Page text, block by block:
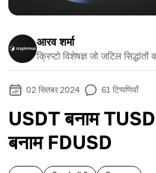
आरव शर्मा
क्रिप्टो विशेषज्ञ जो जटिल
02 सितंबर 2024 61 टिप्पणियाँ
USDT बनाम
बनाम FDUSD